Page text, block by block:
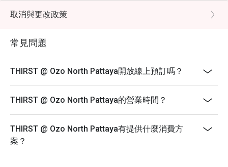
取消與更改政策
常見問題
THIRST @ Ozo North Pattaya開放線上預訂嗎？
THIRST @ Ozo North Pattaya的營業時間？
THIRST @ Ozo North Pattaya有提供什麼消費方
案？